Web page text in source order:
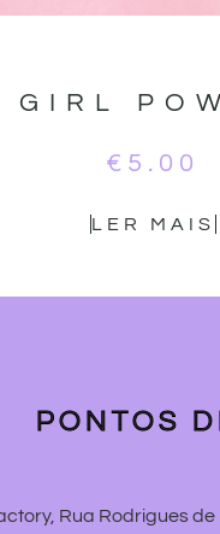
GIRL
€ 5.00
LER MAIS
PONTOS
Rua Rodrigues de